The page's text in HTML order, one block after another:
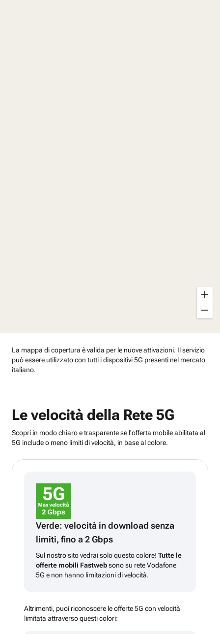
La mappa di copertura è valida per le nuove attivazioni. Il servizio
può essere utilizzato con tutti i dispositivi 5G presenti nel mercato
italiano.
Le velocità della Rete 5G
Scopri in modo chiaro e trasparente se l'offerta mobile abilitata al
5G include o meno limiti di velocità, in base al colore.
Verde: velocità in download senza
limiti, fino a 2 Gbps
Sul nostro sito vedrai solo questo colore! Tutte le
offerte mobili Fastwebsono su rete Vodafone
5G e non hanno limitazioni di velocità.
Altrimenti, puoi riconoscere le offerte 5G con velocità
limitata attraverso questi colori: